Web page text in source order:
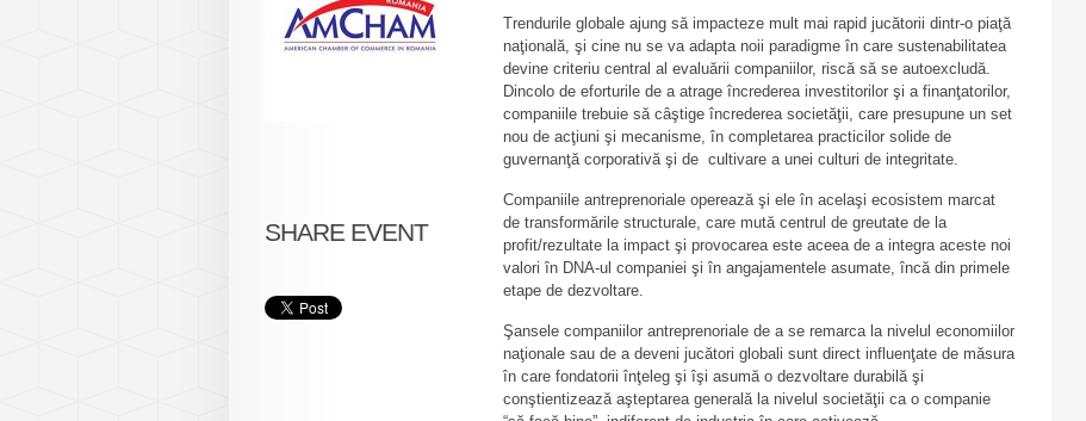
SHARE EVENT
Trendurile globale ajung să impacteze mult mai rapid jucătorii dintr-o piaţă
naţională, şi cine nu se va adapta noii paradigme în care sustenabilitatea
devine criteriu central al evaluării companiilor, riscă să se autoexcludă.
Dincolo de eforturile de a atrage încrederea investitorilor şi a finanţatorilor,
companiile trebuie să câştige încrederea societăţii, care presupune un set
nou de acţiuni şi mecanisme, în completarea practicilor solide de
guvernanţă corporativă şi de cultivare a unei culturi de integritate.
Companiile antreprenoriale operează şi ele în acelaşi ecosistem marcat
de transformările structurale, care mută centrul de greutate de la
profit/rezultate la impact şi provocarea este aceea de a integra aceste noi
valori în DNA-ul companiei şi în angajamentele asumate, încă din primele
etape de dezvoltare.
Şansele companiilor antreprenoriale de a se remarca la nivelul economiilor
naţionale sau de a deveni jucători globali sunt direct influenţate de măsura
în care fondatorii înţeleg şi îşi asumă o dezvoltare durabilă şi
conştientizează aşteptarea generală la nivelul societăţii ca o companie